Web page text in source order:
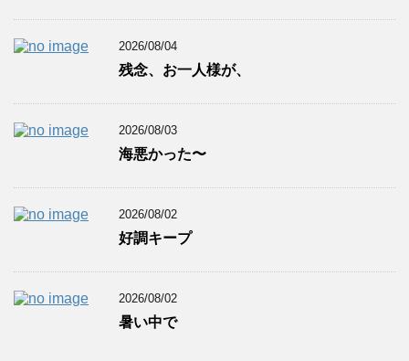
2026/08/04
残念、お一人様が、
2026/08/03
海悪かった〜
2026/08/02
好調キープ
2026/08/02
暑い中で